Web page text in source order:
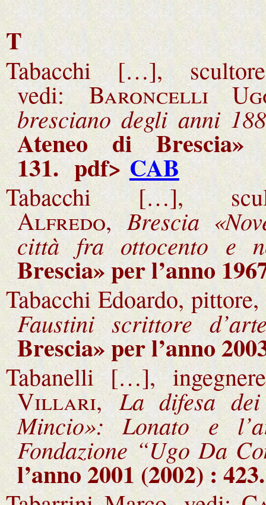
T
Tabacchi […],
vedi:Baroncelli
bresciano degli anni
Ateneo di
131. pdf>CAB
Tabacchi […],
Alfredo, Brescia
città fra ottocento e
Brescia» per l’anno
Tabacchi Edoardo,
Faustini scrittore
Brescia» per l’anno
Tabanelli […],
Villari, La difesa
Mincio»: Lonato e
Fondazione “Ugo Da
l’anno 2001 (2002) : 423.